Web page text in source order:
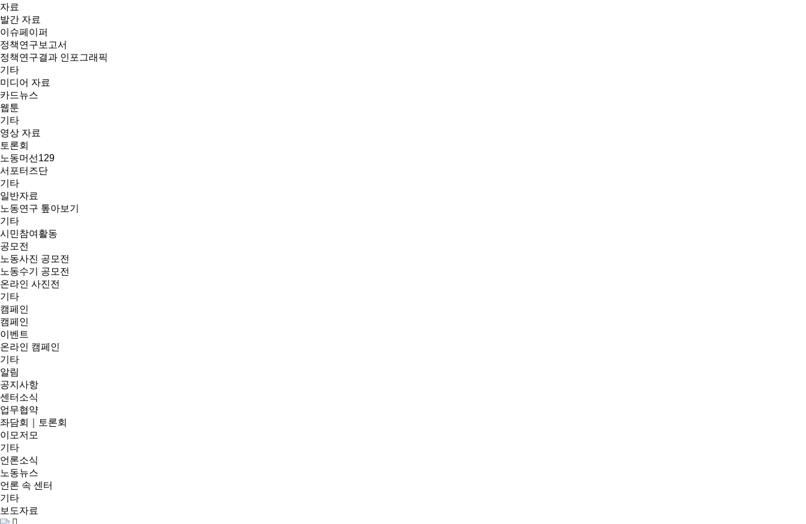
자료
발간 자료
이슈페이퍼
정책연구보고서
정책연구결과 인포그래픽
기타
미디어 자료
카드뉴스
웹툰
기타
영상 자료
토론회
노동머선129
서포터즈단
기타
일반자료
노동연구 톺아보기
기타
시민참여활동
공모전
노동사진 공모전
노동수기 공모전
온라인 사진전
기타
캠페인
캠페인
이벤트
온라인 캠페인
기타
알림
공지사항
센터소식
업무협약
좌담회｜토론회
이모저모
기타
언론소식
노동뉴스
언론 속 센터
기타
보도자료